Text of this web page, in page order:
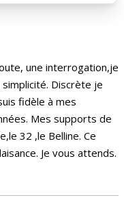
une interrogation,je
Discrète je
fidèle à mes
Mes supports de
32 ,le Belline. Ce
Je vous attends.